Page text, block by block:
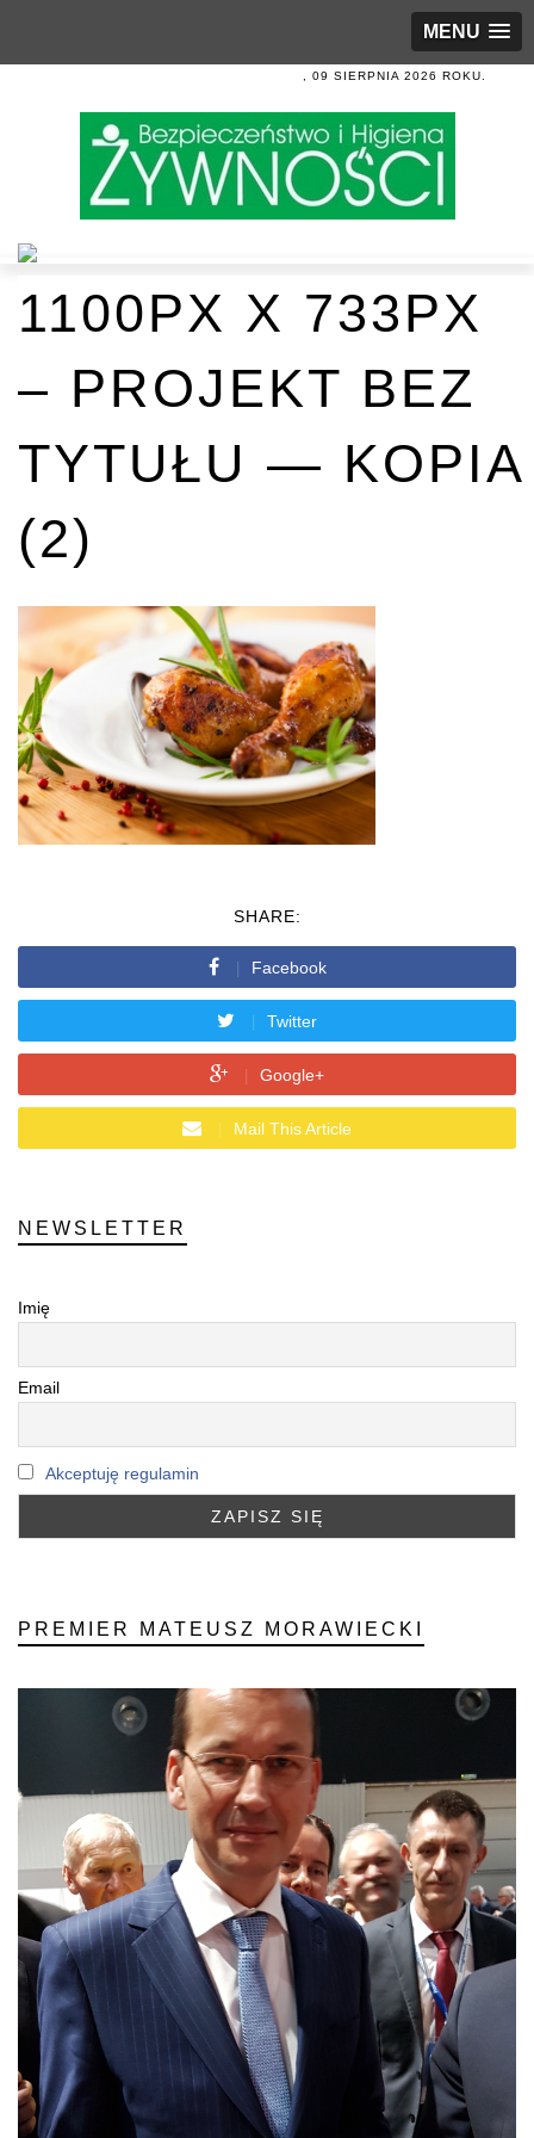
MENU
, 09 SIERPNIA 2026 ROKU.
1100PX X 733PX
– PROJEKT BEZ
TYTUŁU — KOPIA
(2)
SHARE:
Facebook
Twitter
Google+
Mail This Article
NEWSLETTER
Imię
Email
Akceptuję regulamin
PREMIER MATEUSZ MORAWIECKI